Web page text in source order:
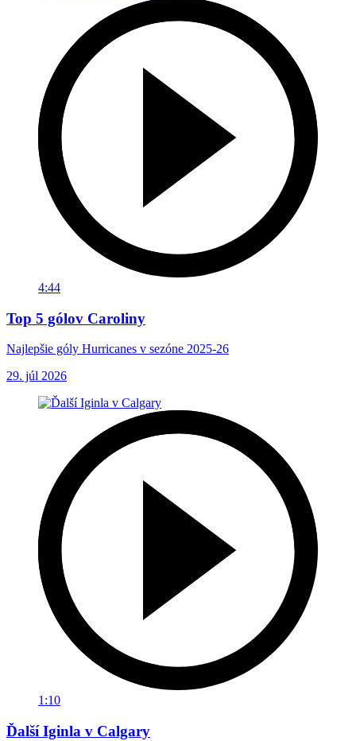
4:44
Top 5 gólov Caroliny
Najlepšie góly Hurricanes v sezóne 2025-26
29. júl 2026
1:10
Ďalší Iginla v Calgary